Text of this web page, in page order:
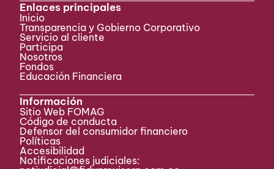
Enlaces principales
Inicio
Transparencia y Gobierno Corporativo
Servicio al cliente
Participa ​
Nosotros
Fondos
Educación Financiera
Información
Sitio Web FOMAG
Código de conducta
Defensor del consumidor financiero
Políticas
Accesibilidad
Notificaciones judiciales: